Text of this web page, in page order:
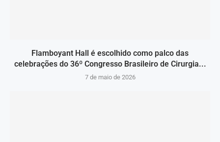
Flamboyant Hall é escolhido como palco das
celebrações do 36º Congresso Brasileiro de Cirurgia...
7 de maio de 2026